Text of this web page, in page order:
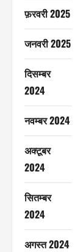
फ़रवरी 2025
जनवरी 2025
दिसम्बर
2024
नवम्बर 2024
अक्टूबर
2024
सितम्बर
2024
अगस्त 2024